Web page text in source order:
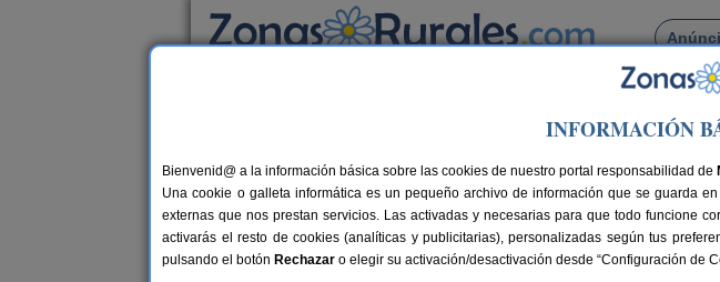
Busca por pueblo
Casas Rurales cerca de Hoz de Barbastro
INFORMACIÓN
Bienvenid@ a la información básica sobre las cookies de nuestro portal responsabilidad de
Una cookie o galleta informática es un pequeño archivo de información que se guarda
externas que nos prestan servicios. Las activadas y necesarias para que todo funcione
activarás el resto de cookies (analíticas y publicitarias), personalizadas según tus
pulsando el botón Rechazar o elegir su activación/desactivación desde “Configuración de